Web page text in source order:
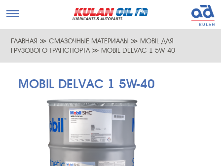
ГЛАВНАЯ ≫ СМАЗОЧНЫЕ МАТЕРИАЛЫ ≫ MOBIL ДЛЯ
ГРУЗОВОГО ТРАНСПОРТА ≫ MOBIL DELVAC 1 5W-40
MOBIL DELVAC 1 5W-40